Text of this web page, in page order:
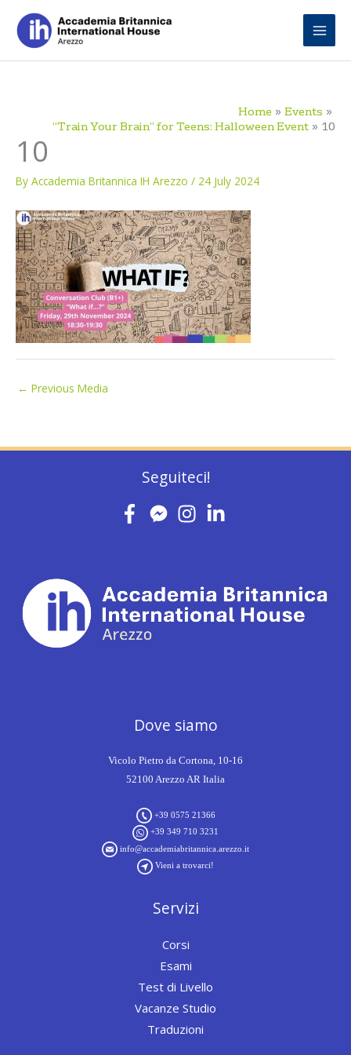
content
Home
Events
“Train Your Brain” for Teens: Halloween Event
10
10
By Accademia Britannica IH Arezzo / 24 July 2024
← Previous Media
Seguiteci!
Dove siamo
Vicolo Pietro da Cortona, 10-16
52100 Arezzo AR Italia
+39 0575 21366
+39 349 710 3231
info@accademiabritannica.arezzo.it
Vieni a trovarci!
Servizi
Corsi
Esami
Test di Livello
Vacanze Studio
Traduzioni